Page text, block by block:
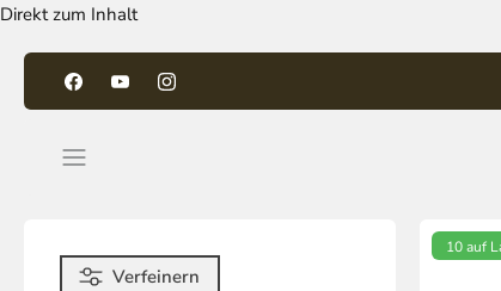
Direkt zum Inhalt
Verfeinern
10 auf